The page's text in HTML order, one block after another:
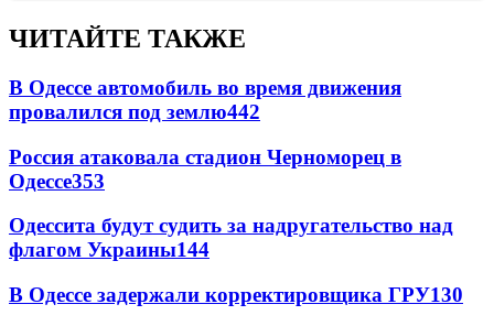
ЧИТАЙТЕ ТАКЖЕ
В Одессе автомобиль во время движения
провалился под землю442
Россия атаковала стадион Черноморец в
Одессе353
Одессита будут судить за надругательство над
флагом Украины144
В Одессе задержали корректировщика ГРУ130